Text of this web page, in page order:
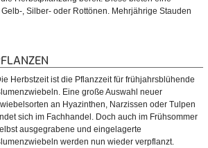
, Silber- oder Rottönen. Mehrjährige Stauden
Herbstzeit ist die Pflanzzeit für frühjahrsblühende
Eine große Auswahl neuer
an Hyazinthen, Narzissen oder Tulpen
sich im Fachhandel. Doch auch im Frühsommer
ausgegrabene und eingelagerte
werden nun wieder verpflanzt.